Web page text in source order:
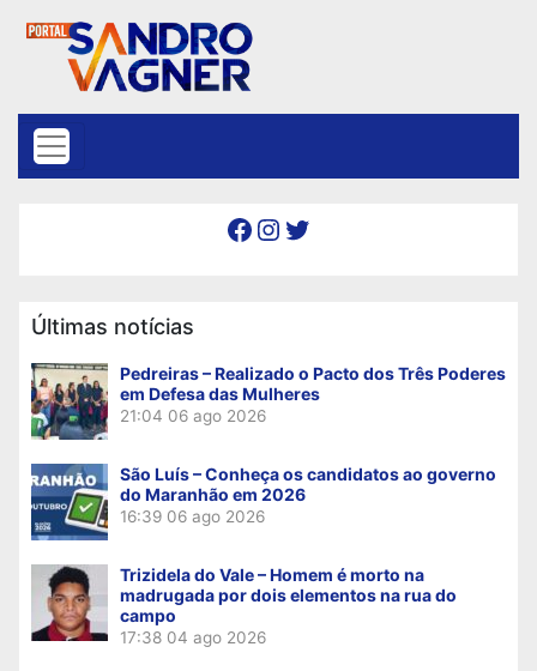
Facebook Instagram Twitter
Últimas notícias
Pedreiras – Realizado o Pacto dos Três Poderes
em Defesa das Mulheres
21:04 06 ago 2026
São Luís – Conheça os candidatos ao governo
do Maranhão em 2026
16:39 06 ago 2026
Trizidela do Vale – Homem é morto na
madrugada por dois elementos na rua do
campo
17:38 04 ago 2026